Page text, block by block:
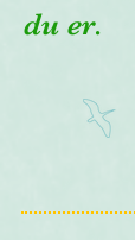
du er.